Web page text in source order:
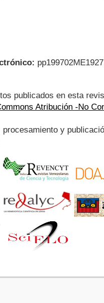
publicados en esta
Atribución -No
procesamiento y